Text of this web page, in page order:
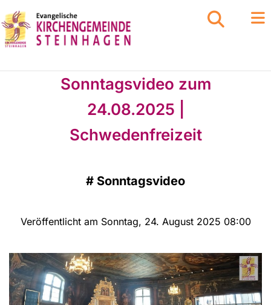
Sonntagsvideo zum
24.08.2025 |
Schwedenfreizeit
# Sonntagsvideo
Veröffentlicht am Sonntag, 24. August 2025 08:00